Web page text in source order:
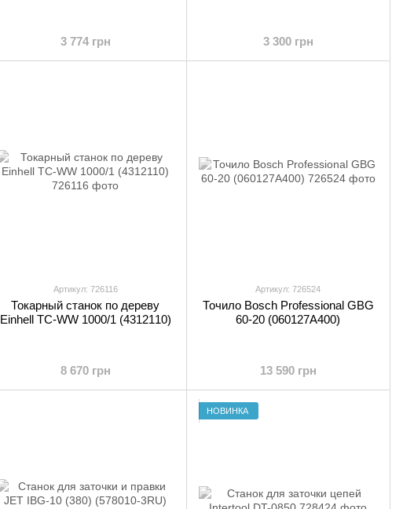
3 774 грн 3 300 грн
Артикул: 726116
Токарный станок по дереву
Einhell TC-WW 1000/1 (4312110)
8 670 грн
Артикул: 726524
Точило Bosch Professional GBG
60-20 (060127A400)
13 590 грн
НОВИНКА